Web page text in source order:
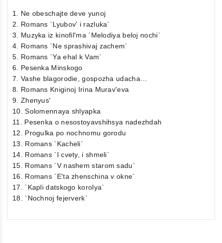
1. Ne obeschajte deve yunoj
2. Romans `Lyubov' i razluka`
3. Muzyka iz kinofil'ma `Melodiya beloj nochi`
4. Romans `Ne sprashivaj zachem`
5. Romans `Ya ehal k Vam`
6. Pesenka Minskogo
7. Vashe blagorodie, gospozha udacha…
8. Romans Kniginoj Irina Murav'eva
9. Zhenyus'
10. Solomennaya shlyapka
11. Pesenka o nesostoyavshihsya nadezhdah
12. Progulka po nochnomu gorodu
13. Romans `Kacheli`
14. Romans `I cvety, i shmeli`
15. Romans `V nashem starom sadu`
16. Romans `E'ta zhenschina v okne`
17. `Kapli datskogo korolya`
18. `Nochnoj fejerverk`